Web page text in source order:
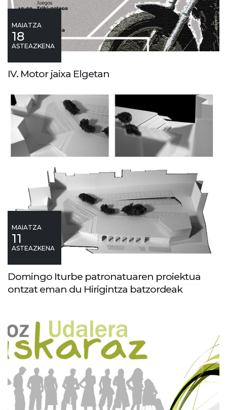
MAIATZA
18
ASTEAZKENA
IV. Motor jaixa Elgetan
MAIATZA
11
ASTEAZKENA
Domingo Iturbe patronatuaren proiektua
ontzat eman du Hirigintza batzordeak